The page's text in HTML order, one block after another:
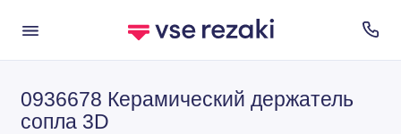
0936678 Керамический держатель
сопла 3D